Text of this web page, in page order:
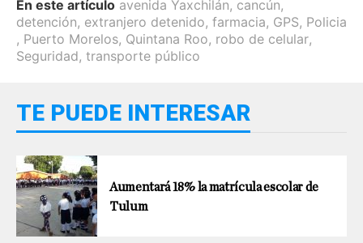
En este artículo avenida Yaxchilán, cancún,
detención, extranjero detenido, farmacia, GPS, Policia
, Puerto Morelos, Quintana Roo, robo de celular,
Seguridad, transporte público
TE PUEDE INTERESAR
Aumentará 18% la matrícula escolar de
Tulum